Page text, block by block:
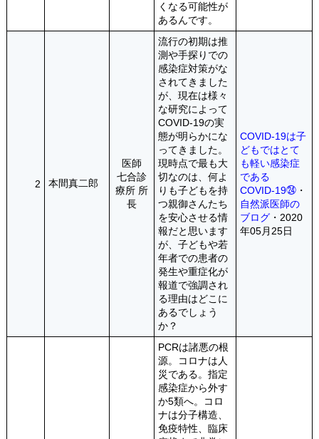
くなる可能性が
あるんです。
2 本間真二郎
医師
七合診
療所 所
長
流行の初期は推
測や手探りでの
感染症対策がな
されてきました
が、現在は様々
な研究によって
COVID-19の実
態が明らかにな
ってきました。
現時点で最も大
切なのは、何よ
りも子どもを持
つ親御さんたち
を安心させる情
報だと思います
が、子どもや若
年者での患者の
発生や重症化が
報道で強調され
る理由はどこに
あるでしょう
か？
COVID-19は子
どもではとて
も軽い感染症
である
COVID-19㉔・
自然派医師の
ブログ・2020
年05月25日
PCRは諸悪の根
源。コロナは人
災である。指定
感染症から外す
か5類へ。コロ
ナは分子構造、
免疫特性、臨床